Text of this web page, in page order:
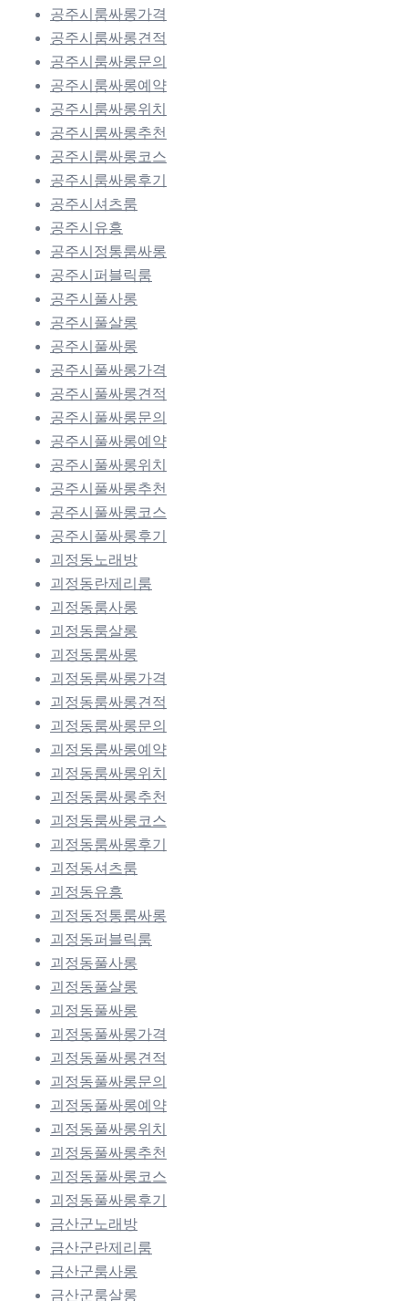
공주시룸싸롱가격
공주시룸싸롱견적
공주시룸싸롱문의
공주시룸싸롱예약
공주시룸싸롱위치
공주시룸싸롱추천
공주시룸싸롱코스
공주시룸싸롱후기
공주시셔츠룸
공주시유흥
공주시정통룸싸롱
공주시퍼블릭룸
공주시풀사롱
공주시풀살롱
공주시풀싸롱
공주시풀싸롱가격
공주시풀싸롱견적
공주시풀싸롱문의
공주시풀싸롱예약
공주시풀싸롱위치
공주시풀싸롱추천
공주시풀싸롱코스
공주시풀싸롱후기
괴정동노래방
괴정동란제리룸
괴정동룸사롱
괴정동룸살롱
괴정동룸싸롱
괴정동룸싸롱가격
괴정동룸싸롱견적
괴정동룸싸롱문의
괴정동룸싸롱예약
괴정동룸싸롱위치
괴정동룸싸롱추천
괴정동룸싸롱코스
괴정동룸싸롱후기
괴정동셔츠룸
괴정동유흥
괴정동정통룸싸롱
괴정동퍼블릭룸
괴정동풀사롱
괴정동풀살롱
괴정동풀싸롱
괴정동풀싸롱가격
괴정동풀싸롱견적
괴정동풀싸롱문의
괴정동풀싸롱예약
괴정동풀싸롱위치
괴정동풀싸롱추천
괴정동풀싸롱코스
괴정동풀싸롱후기
금산군노래방
금산군란제리룸
금산군룸사롱
금산군룸살롱